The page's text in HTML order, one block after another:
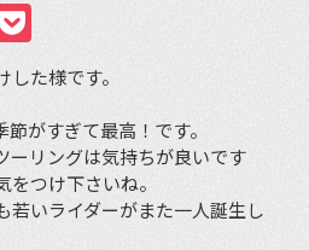
た様です。
がすぎて最高！です。
ーリングは気持ちが良いです
つけ下さいね。
若いライダーがまた一人誕生し